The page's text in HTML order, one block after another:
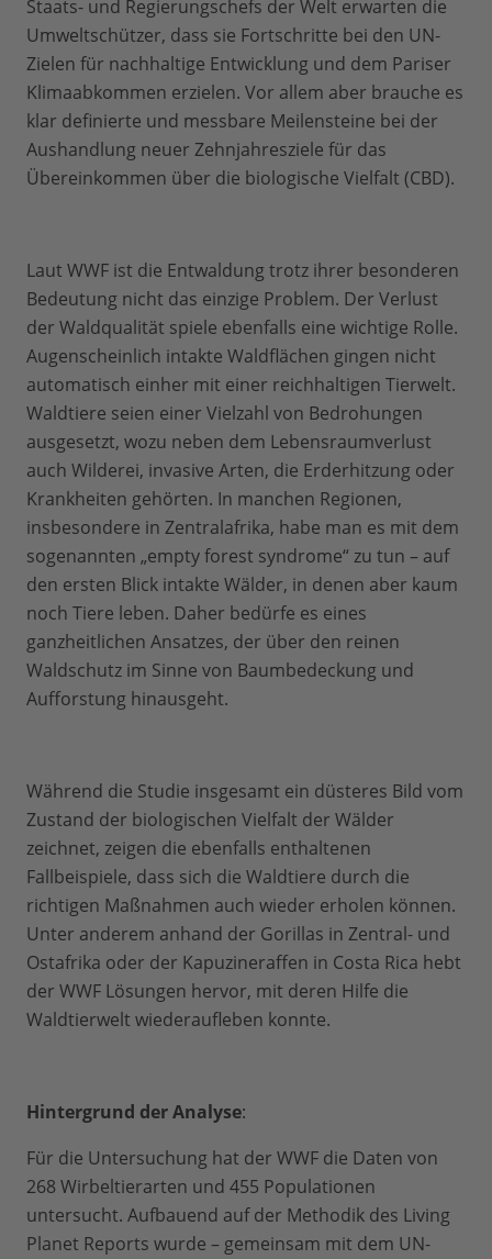
Staats- und Regierungschefs der Welt erwarten die
Umweltschützer, dass sie Fortschritte bei den UN-
Zielen für nachhaltige Entwicklung und dem Pariser
Klimaabkommen erzielen. Vor allem aber brauche es
klar definierte und messbare Meilensteine bei der
Aushandlung neuer Zehnjahresziele für das
Übereinkommen über die biologische Vielfalt (CBD).
Laut WWF ist die Entwaldung trotz ihrer besonderen
Bedeutung nicht das einzige Problem. Der Verlust
der Waldqualität spiele ebenfalls eine wichtige Rolle.
Augenscheinlich intakte Waldflächen gingen nicht
automatisch einher mit einer reichhaltigen Tierwelt.
Waldtiere seien einer Vielzahl von Bedrohungen
ausgesetzt, wozu neben dem Lebensraumverlust
auch Wilderei, invasive Arten, die Erderhitzung oder
Krankheiten gehörten. In manchen Regionen,
insbesondere in Zentralafrika, habe man es mit dem
sogenannten „empty forest syndrome“ zu tun – auf
den ersten Blick intakte Wälder, in denen aber kaum
noch Tiere leben. Daher bedürfe es eines
ganzheitlichen Ansatzes, der über den reinen
Waldschutz im Sinne von Baumbedeckung und
Aufforstung hinausgeht.
Während die Studie insgesamt ein düsteres Bild vom
Zustand der biologischen Vielfalt der Wälder
zeichnet, zeigen die ebenfalls enthaltenen
Fallbeispiele, dass sich die Waldtiere durch die
richtigen Maßnahmen auch wieder erholen können.
Unter anderem anhand der Gorillas in Zentral- und
Ostafrika oder der Kapuzineraffen in Costa Rica hebt
der WWF Lösungen hervor, mit deren Hilfe die
Waldtierwelt wiederaufleben konnte.
Hintergrund der Analyse:
Für die Untersuchung hat der WWF die Daten von
268 Wirbeltierarten und 455 Populationen
untersucht. Aufbauend auf der Methodik des Living
Planet Reports wurde – gemeinsam mit dem UN-